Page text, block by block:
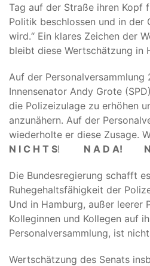
Tag auf der Straße ihren Kopf
Politik beschlossen und in der
wird.“ Ein klares Zeichen der
bleibt diese Wertschätzung in
Auf der
Innensenator Andy Grote
die Polizeizulage zu erhöhen
anzunähern. Auf der
wiederholte er diese Zusage.
N I C H T S! N A D A! N I
Die Bundesregierung schafft
Ruhegehaltsfähigkeit der
Und in Hamburg, außer leerer
Kolleginnen und Kollegen auf
Personalversammlung, ist
Wertschätzung des Senats